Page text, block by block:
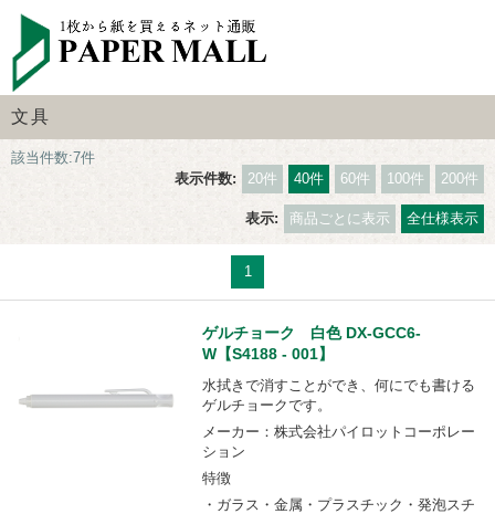
文具
該当件数:7件
表示件数:
20件 40件 60件 100件 200件
表示: 商品ごとに表示 全仕様表示
1
ゲルチョーク 白色 DX-GCC6-
W【S4188 - 001】
水拭きで消すことができ、何にでも書ける
ゲルチョークです。
メーカー：株式会社パイロットコーポレー
ション
特徴
・ガラス・金属・プラスチック・発泡スチ